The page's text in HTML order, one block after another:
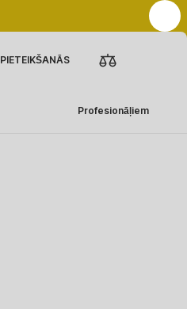
PIETEIKŠANĀS
Profesionāļiem